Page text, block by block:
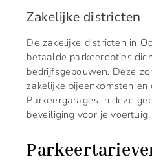
Zakelijke districten
De zakelijke districten in
betaalde parkeeropties
bedrijfsgebouwen. Deze
zakelijke bijeenkomsten
Parkeergarages in deze
beveiliging voor je voertuig.